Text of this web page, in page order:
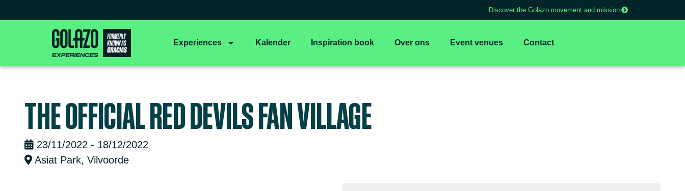
Discover the Golazo movement and mission
Experiences Kalender Inspiration book Over ons Event venues Contact
THE OFFICIAL RED DEVILS FAN VILLAGE
23/11/2022 - 18/12/2022
Asiat Park, Vilvoorde